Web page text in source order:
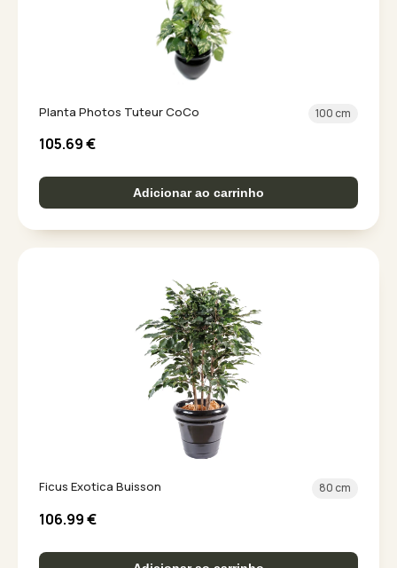
Planta Photos Tuteur CoCo 100 cm
105.69€
Adicionar ao carrinho
Ficus Exotica Buisson 80 cm
106.99€